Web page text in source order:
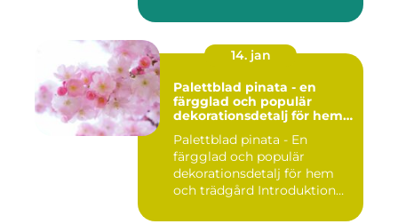
14. jan
Palettblad pinata - en
färgglad och populär
dekorationsdetalj för hem
Palettblad pinata - En
färgglad och populär
dekorationsdetalj för hem
och trädgård Introduktion